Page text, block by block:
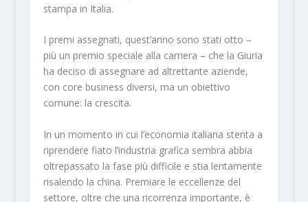
stampa in Italia.
I premi assegnati, quest’anno sono stati otto –
più un premio speciale alla carriera – che la Giuria
ha deciso di assegnare ad altrettante aziende,
con core business diversi, ma un obiettivo
comune: la crescita.
In un momento in cui l’economia italiana stenta a
riprendere fiato l’industria grafica sembra abbia
oltrepassato la fase più difficile e stia lentamente
risalendo la china. Premiare le eccellenze del
settore, oltre che una ricorrenza importante, è